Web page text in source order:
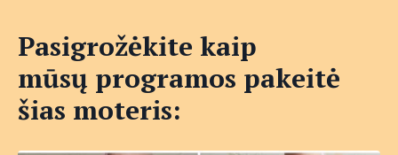
Pasigrožėkite kaip
mūsų programos pakeitė
šias moteris: